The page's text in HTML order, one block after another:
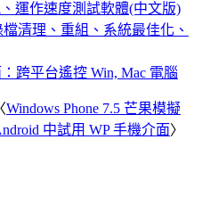
、運作速度測試軟體(中文版)
檔清理、重組、系統最佳化、
跨平台遙控 Win, Mac 電腦
Windows Phone 7.5 芒果模擬
中試用 WP 手機介面〉